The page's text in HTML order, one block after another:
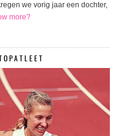
we vorig jaar een dochter,
more?